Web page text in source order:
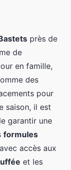
près de
de
en famille,
des
pour
saison, il est
garantir une
formules
accès aux
et les